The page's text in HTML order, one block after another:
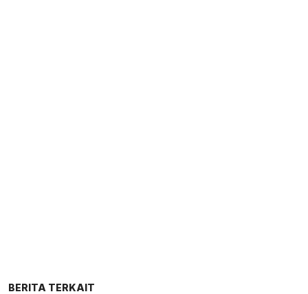
BERITA TERKAIT